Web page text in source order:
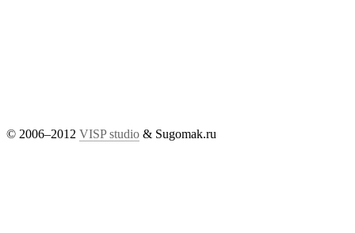
© 2006–2012 VISP studio & Sugomak.ru